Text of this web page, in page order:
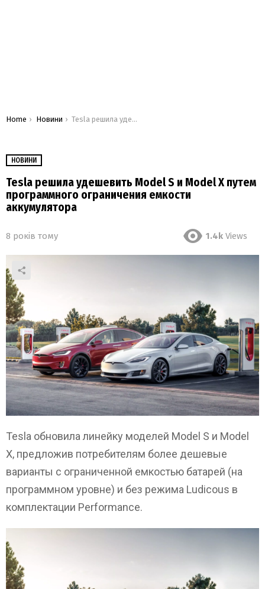
You are here:
Home Новини Tesla решила удешевить Model S и Model X путем программного ограничения емкости аккумулятора
НОВИНИ
Tesla решила удешевить Model S и Model X путем
программного ограничения емкости
аккумулятора
8 років тому 1.4k Views
Tesla обновила линейку моделей Model S и Model
X, предложив потребителям более дешевые
варианты с ограниченной емкостью батарей (на
программном уровне) и без режима Ludicous в
комплектации Performance.